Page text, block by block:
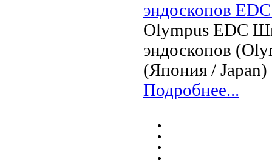
Olympus EDC
эндоскопов
(Япония / Japan)
Подробнее...